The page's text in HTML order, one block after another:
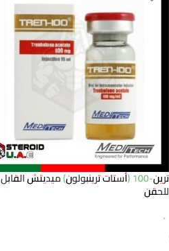
ترين-100 (أستات ترينبولون) ميديتش القابل
للحقن